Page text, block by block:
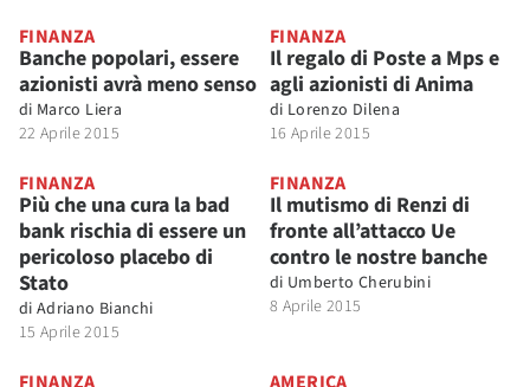
FINANZA
Banche popolari, essere
azionisti avrà meno senso
di Marco Liera
22 Aprile 2015
FINANZA
Il regalo di Poste a Mps e
agli azionisti di Anima
di Lorenzo Dilena
16 Aprile 2015
FINANZA
Più che una cura la bad
bank rischia di essere un
pericoloso placebo di
Stato
di Adriano Bianchi
15 Aprile 2015
FINANZA
Il mutismo di Renzi di
fronte all’attacco Ue
contro le nostre banche
di Umberto Cherubini
8 Aprile 2015